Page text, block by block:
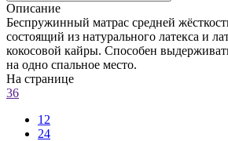
Описание
Беспружинный матрас средней
состоящий из натурального латекса и
кокосовой кайры. Способен
на одно спальное место.
На странице
36
12
24